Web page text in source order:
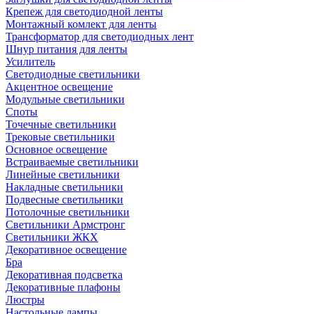
Крепеж для светодиодной ленты
Монтажный комлект для ленты
Трансформатор для светодиодных лент
Шнур питания для ленты
Усилитель
Светодиодные светильники
Акцентное освещение
Модульные светильники
Споты
Точечные светильники
Трековые светильники
Основное освещение
Встраиваемые светильники
Линейные светильники
Накладные светильники
Подвесные светильники
Потолочные светильники
Светильники Армстронг
Светильники ЖКХ
Декоративное освещение
Бра
Декоративная подсветка
Декоративные плафоны
Люстры